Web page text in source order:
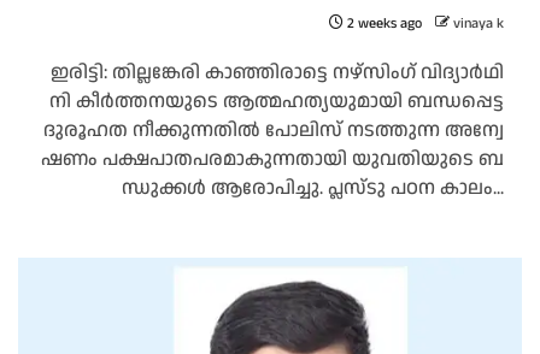
2 weeks ago vinaya k
ഇ​രി​ട്ടി: തി​ല്ല​ങ്കേ​രി കാ​ഞ്ഞി​രാ​ട്ടെ ന​ഴ്‌​സിം​ഗ് വി​ദ്യാ​ർ​ഥി​
നി കീ​ർ​ത്ത​നയു​ടെ ആ​ത്മ​ഹ​ത്യ​യു​മാ​യി ബ​ന്ധ​പ്പെ​ട്ട
ദു​രൂ​ഹ​ത നീ​ക്കു​ന്ന​തി​ൽ പോ​ലി​സ് ന​ട​ത്തു​ന്ന അ​ന്വേ​
ഷ​ണം പ​ക്ഷ​പാ​ത​പ​ര​മാ​കു​ന്ന​താ​യി യു​വ​തി​യു​ടെ ബ​
ന്ധു​ക്ക​ൾ ആ​രോ​പി​ച്ചു. പ്ല​സ്ടു പ​ഠ​ന കാ​ലം...